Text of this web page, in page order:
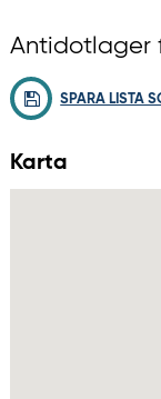
Antidotlager
SPARA LISTA
Karta